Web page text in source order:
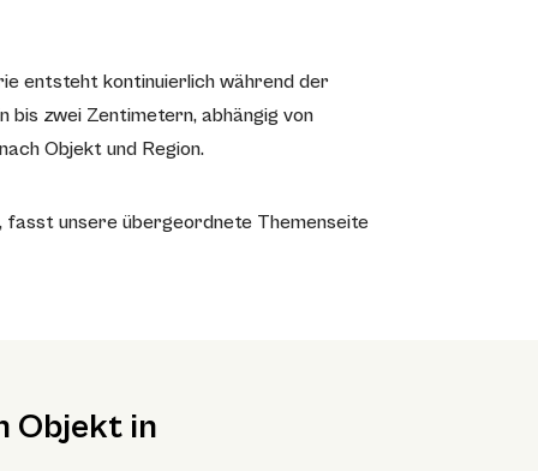
entsteht kontinuierlich während der
bis zwei Zentimetern, abhängig von
Objekt und Region.
fasst unsere übergeordnete Themenseite
Objekt in